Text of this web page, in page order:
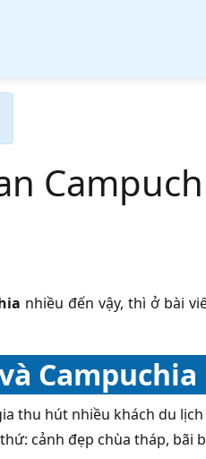
nhiều đến vậy, thì ở bài
Campuchia
thu hút nhiều khách du
cảnh đẹp chùa tháp, bãi